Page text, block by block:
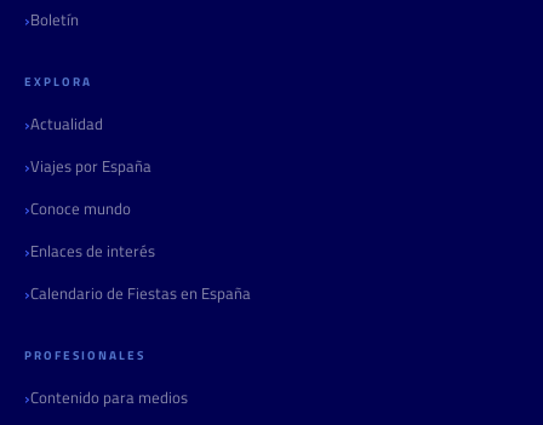
Boletín
EXPLORA
Actualidad
Viajes por España
Conoce mundo
Enlaces de interés
Calendario de Fiestas en España
PROFESIONALES
Contenido para medios